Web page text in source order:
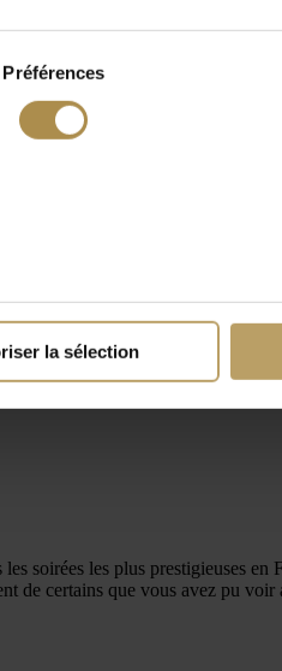
Préférences
la sélection
les plus prestigieuses
certains que vous avez pu